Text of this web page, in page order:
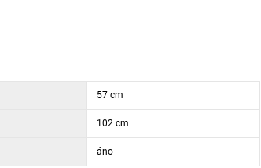
integrovaná do operadla podporuje správne
zaisťuje mobilitu a bezpečné používanie na
57 cm
102 cm
áno